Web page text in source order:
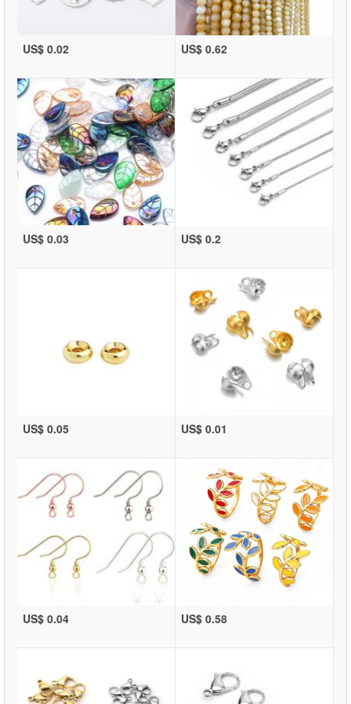
US$ 0.02 US$ 0.62
US$ 0.03 US$ 0.2
US$ 0.05 US$ 0.01
US$ 0.04 US$ 0.58